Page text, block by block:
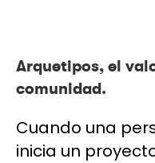
Arquetipos, el
comunidad.
Cuando una
inicia un